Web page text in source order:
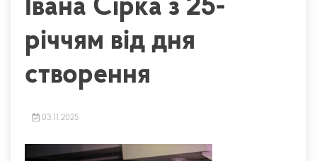
Івана Сірка з 25-
річчям від дня
створення
03.11.2025